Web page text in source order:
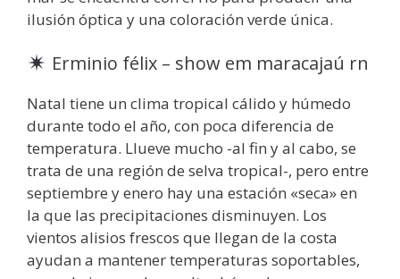
ilusión óptica y una coloración verde única.
Erminio félix – show em maracajaú rn
Natal tiene un clima tropical cálido y húmedo
durante todo el año, con poca diferencia de
temperatura. Llueve mucho -al fin y al cabo, se
trata de una región de selva tropical-, pero entre
septiembre y enero hay una estación «seca» en
la que las precipitaciones disminuyen. Los
vientos alisios frescos que llegan de la costa
ayudan a mantener temperaturas soportables,